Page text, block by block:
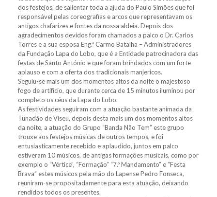
dos festejos, de salientar toda a ajuda do Paulo Simões que foi
responsável pelas coreografias e arcos que representavam os
antigos chafarizes e fontes da nossa aldeia. Depois dos
agradecimentos devidos foram chamados a palco o Dr. Carlos
Torres e a sua esposa Eng.ª Carmo Batalha – Administradores
da Fundação Lapa do Lobo, que é a Entidade patrocinadora das
festas de Santo António e que foram brindados com um forte
aplauso e com a oferta dos tradicionais manjericos.
Seguiu-se mais um dos momentos altos da noite o majestoso
fogo de artifício, que durante cerca de 15 minutos iluminou por
completo os céus da Lapa do Lobo.
As festividades seguiram com a atuação bastante animada da
Tunadão de Viseu, depois desta mais um dos momentos altos
da noite, a atuação do Grupo “Banda Não Tem” este grupo
trouxe aos festejos músicas de outros tempos, e foi
entusiasticamente recebido e aplaudido, juntos em palco
estiveram 10 músicos, de antigas formações musicais, como por
exemplo o “Vértice”, “Formação” “7.º Mandamento” e “Festa
Brava” estes músicos pela mão do Lapense Pedro Fonseca,
reuniram-se propositadamente para esta atuação, deixando
rendidos todos os presentes.